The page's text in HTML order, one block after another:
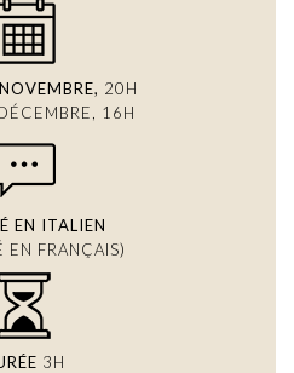
20H
16H
EN ITALIEN
EN FRANÇAIS)
3H